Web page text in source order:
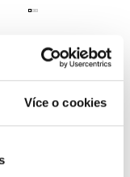
Více o cookies
a diamanty Night